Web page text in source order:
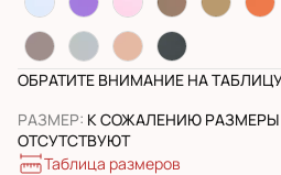
ОБРАТИТЕ ВНИМАНИЕ НА
РАЗМЕР: К СОЖАЛЕНИЮ
ОТСУТСТВУЮТ
Таблица размеров